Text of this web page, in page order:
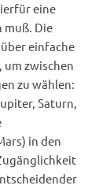
eine
muß. Die
einfache
um zwischen
zu wählen:
Saturn,
in den